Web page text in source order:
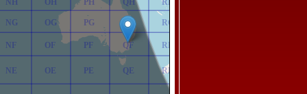
NE
NF
NG
NH
OE
OF
OG
OH
PE
PF
PG
PH
QE
QF
QG
QH
RE
RF
RG
RH